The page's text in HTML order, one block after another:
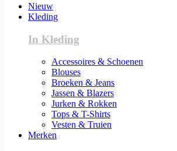
Nieuw
Kleding
In Kleding
Accessoires & Schoenen
Blouses
Broeken & Jeans
Jassen & Blazers
Jurken & Rokken
Tops & T-Shirts
Vesten & Truien
Merken